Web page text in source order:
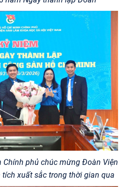
phủ chúc mừng Đoàn Viện
xuất sắc trong thời gian qua